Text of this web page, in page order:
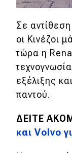
Σε
οι Κινέζοι
τώρα η
εξέλιξης
παντού.
ΔΕΙΤΕ
και Volvo